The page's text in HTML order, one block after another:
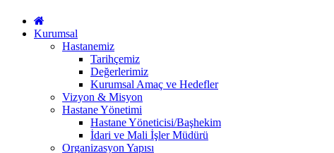
Kurumsal
Hastanemiz
Tarihçemiz
Değerlerimiz
Kurumsal Amaç ve Hedefler
Vizyon & Misyon
Hastane Yönetimi
Hastane Yöneticisi/Başhekim
İdari ve Mali İşler Müdürü
Organizasyon Yapısı